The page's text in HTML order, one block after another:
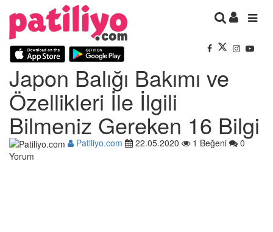
Japon Balığı Bakımı ve
Özellikleri İle İlgili
Bilmeniz Gereken 16 Bilgi
Patiliyo.com 22.05.2020 1 Beğeni
0
Yorum